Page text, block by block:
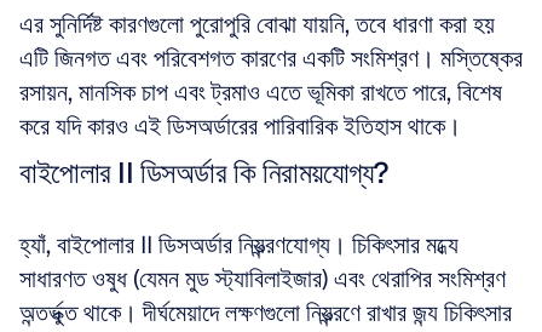
এর সুনির্দিষ্ট কারণগুলো পুরোপুরি বোঝা যায়নি, তবে ধারণা করা হয়
এটি জিনগত এবং পরিবেশগত কারণের একটি সংমিশ্রণ। মস্তিষ্কের
রসায়ন, মানসিক চাপ এবং ট্রমাও এতে ভূমিকা রাখতে পারে, বিশেষ
করে যদি কারও এই ডিসঅর্ডারের পারিবারিক ইতিহাস থাকে।
বাইপোলার II ডিসঅর্ডার কি নিরাময়যোগ্য?
হ্যাঁ, বাইপোলার II ডিসঅর্ডার নিয়ন্ত্রণযোগ্য। চিকিৎসার মধ্যে
সাধারণত ওষুধ (যেমন মুড স্ট্যাবিলাইজার) এবং থেরাপির সংমিশ্রণ
অন্তর্ভুক্ত থাকে। দীর্ঘমেয়াদে লক্ষণগুলো নিয়ন্ত্রণে রাখার জন্য চিকিৎসার